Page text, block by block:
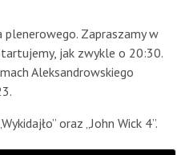
plenerowego. Zapraszamy w
jak zwykle o 20:30.
Aleksandrowskiego
oraz „John Wick 4”.